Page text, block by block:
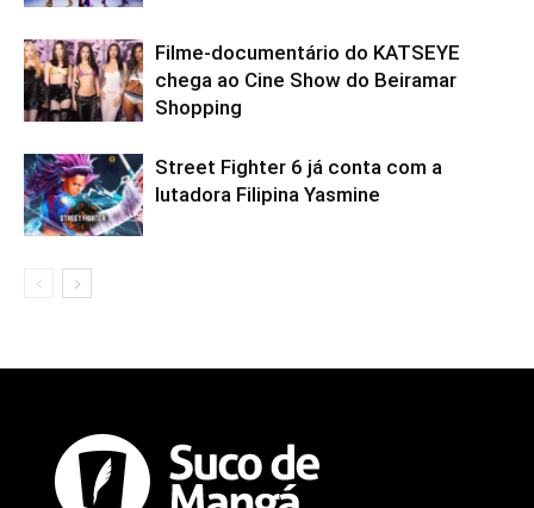
Filme-documentário do KATSEYE
chega ao Cine Show do Beiramar
Shopping
Street Fighter 6 já conta com a
lutadora Filipina Yasmine